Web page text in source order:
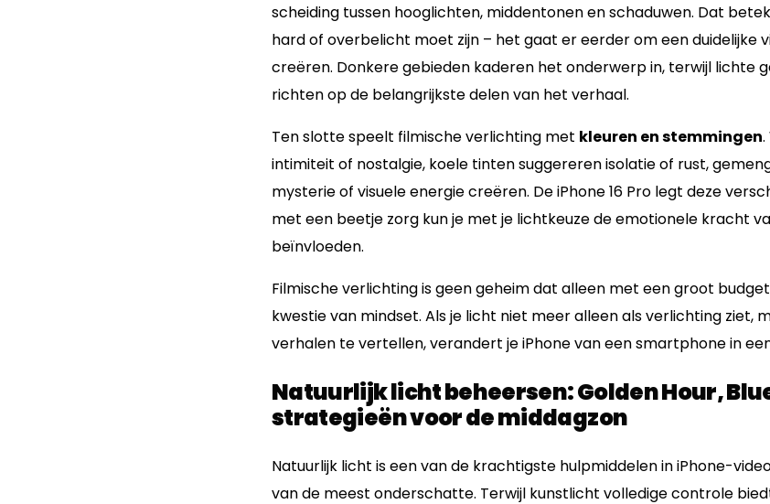
scheiding tussen hooglichten, middentonen en schaduwen. Dat
hard of overbelicht moet zijn – het gaat er eerder om een duidelijke
creëren. Donkere gebieden kaderen het onderwerp in, terwijl lichte
richten op de belangrijkste delen van het verhaal.
Ten slotte speelt filmische verlichting met kleuren en stemmingen
intimiteit of nostalgie, koele tinten suggereren isolatie of rust,
mysterie of visuele energie creëren. De iPhone 16 Pro legt deze
met een beetje zorg kun je met je lichtkeuze de emotionele kracht
beïnvloeden.
Filmische verlichting is geen geheim dat alleen met een groot
kwestie van mindset. Als je licht niet meer alleen als verlichting ziet,
verhalen te vertellen, verandert je iPhone van een smartphone in
Natuurlijk licht beheersen: Golden Hour,
strategieën voor de middagzon
Natuurlijk licht is een van de krachtigste hulpmiddelen in iPhone-
van de meest onderschatte. Terwijl kunstlicht volledige controle